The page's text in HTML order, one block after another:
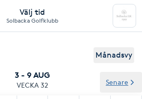
Välj tid
Solbacka Golfklubb
Månadsvy
3 - 9 AUG
VECKA 32 Senare